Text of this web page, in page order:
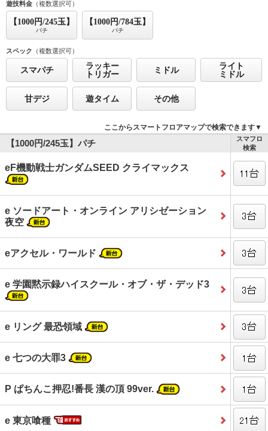
遊技料金 （複数選択可）
【1000円/245玉】
パチ
【1000円/784玉】
パチ
スペック （複数選択可）
スマパチ
ラッキー
トリガー
ミドル
ライト
ミドル
甘デジ 遊タイム その他
ここからスマートフロアマップで検索できます▼
【1000円/245玉】パチ
スマフロ
検索
eF機動戦士ガンダムSEED クライマックス
e ソードアート・オンライン アリシゼーション
夜空
eアクセル・ワールド
e 学園黙示録ハイスクール・オブ・ザ・デッド3
e リング 最恐領域
e 七つの大罪3
P ぱちんこ押忍!番長 漢の頂 99ver.
e 東京喰種